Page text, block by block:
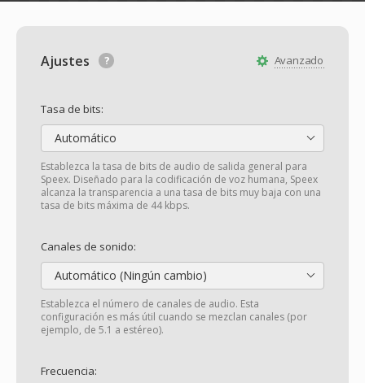
Avanzado
Ajustes
Tasa de bits:
Automático
Establezca la tasa de bits de audio de salida general para
Speex. Diseñado para la codificación de voz humana, Speex
alcanza la transparencia a una tasa de bits muy baja con una
tasa de bits máxima de 44 kbps.
Canales de sonido:
Automático (Ningún cambio)
Establezca el número de canales de audio. Esta
configuración es más útil cuando se mezclan canales (por
ejemplo, de 5.1 a estéreo).
Frecuencia: